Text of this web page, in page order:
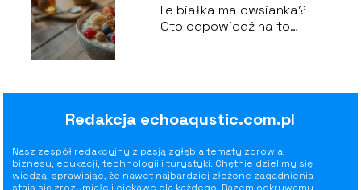
Ile białka ma owsianka?
Oto odpowiedź na to
Redakcja echoaqustic.com.pl
Nasz zespół redakcyjny z pasją zgłębia tematy zdrowia,
biznesu, edukacji, technologii i turystyki. Chętnie dzielimy się
wiedzą, sprawiając, że nawet najbardziej złożone zagadnienia
stają się zrozumiałe i ciekawe dla każdego. Razem odkrywamy